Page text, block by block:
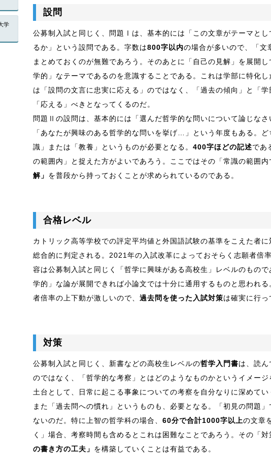
設問
公募制入試と同じく、問題Ⅰは、基本的には「この文章がテーマと
るか」という設問である。字数は800字以内の場合が多いので、「
まとめておくのが無難であろう。そのあとに「自己の見解」を展開
学的」なテーマであるのを意識することである。これは学部に特化
は「設問の文言に忠実に応える」のではなく、「過去の傾向」と「
「応える」べきとなってくるのだ。
問題Ⅱの設問は、基本的には「選んだ哲学的な問いについて論じな
「あなたが興味のある哲学的な問いを挙げ…」という年度もある。
識」または「教養」というものが必要となる。 400字ほどの記述であ
の範囲内」と捉えた方がよいであろう。ここではその「常識の範囲
解」 を普段から持っておくことが求められているのである。
合格レベル
カトリック高等学校での評定平均値と外国語試験の基準をこえた者
総合的に判定される。2021年の入試改革によっておそらく志願者倍
容は公募制入試と同じく「哲学に興味がある高校生」レベルのもの
学的」な論が展開できれば小論文では十分に通用するものと思われ
者倍率の上下動が激しいので、 過去問を使った入試対策は確実に行
対策
公募制入試と同じく、新書などの高校生レベルの哲学入門書は、読
のではなく、「哲学的な考察」とはどのようなものかというイメー
土台として、日常に起こる事象についての考察を自分なりに深めて
また「過去問への慣れ」というものも、必要となる。「初見の問題
ないのだ。特に上智の哲学科の場合、 60分で合計1000字以上の文章
く」場合、考察時間も含めるとこれは困難なことであろう。その「
の書き方の工夫」 を構築していくことは有益である。
学